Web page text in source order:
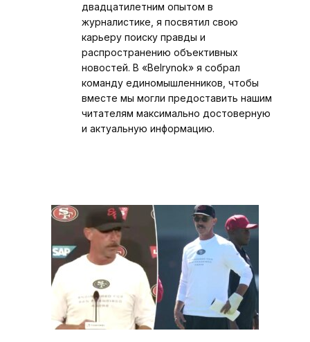
двадцатилетним опытом в
журналистике, я посвятил свою
карьеру поиску правды и
распространению объективных
новостей. В «Belrynok» я собрал
команду единомышленников, чтобы
вместе мы могли предоставить нашим
читателям максимально достоверную
и актуальную информацию.